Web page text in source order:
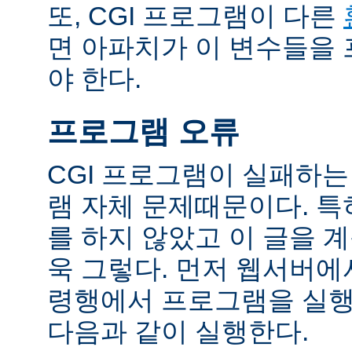
또, CGI 프로그램이 다른
면 아파치가 이 변수들을
야 한다.
프로그램 오류
CGI 프로그램이 실패하
램 자체 문제때문이다.
를 하지 않았고 이 글을
욱 그렇다. 먼저 웹서버
령행에서 프로그램을 실
다음과 같이 실행한다.